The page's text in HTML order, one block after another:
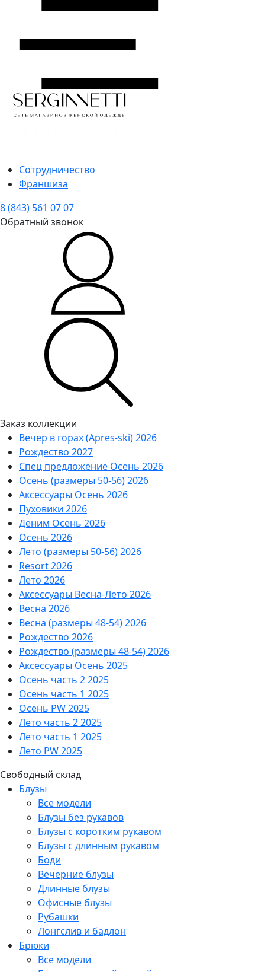
Сотрудничество
Франшиза
8 (843) 561 07 07
Обратный звонок
Заказ коллекции
Вечер в горах (Apres-ski) 2026
Рождество 2027
Спец предложение Осень 2026
Осень (размеры 50-56) 2026
Аксессуары Осень 2026
Пуховики 2026
Деним Осень 2026
Осень 2026
Лето (размеры 50-56) 2026
Resort 2026
Лето 2026
Аксессуары Весна-Лето 2026
Весна 2026
Весна (размеры 48-54) 2026
Рождество 2026
Рождество (размеры 48-54) 2026
Аксессуары Осень 2025
Осень часть 2 2025
Осень часть 1 2025
Осень PW 2025
Лето часть 2 2025
Лето часть 1 2025
Лето PW 2025
Свободный склад
Блузы
Все модели
Блузы без рукавов
Блузы с коротким рукавом
Блузы с длинным рукавом
Боди
Вечерние блузы
Длинные блузы
Офисные блузы
Рубашки
Лонгслив и бадлон
Брюки
Все модели